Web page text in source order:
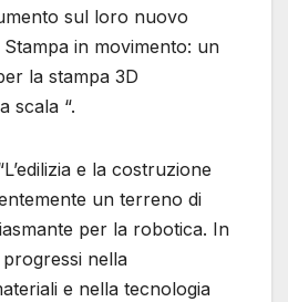
sul loro nuovo
in movimento: un
la stampa 3D
scala “.
e la costruzione
un terreno di
per la robotica. In
nella
e nella tecnologia